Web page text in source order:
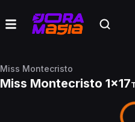
Miss Montecristo
Miss Montecristo 1x17